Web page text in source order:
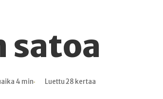
satoa
4 min Luettu 28 kertaa